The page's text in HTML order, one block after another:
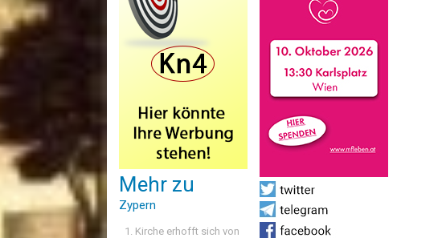
Mehr zu
Zypern
Kirche erhofft sich von